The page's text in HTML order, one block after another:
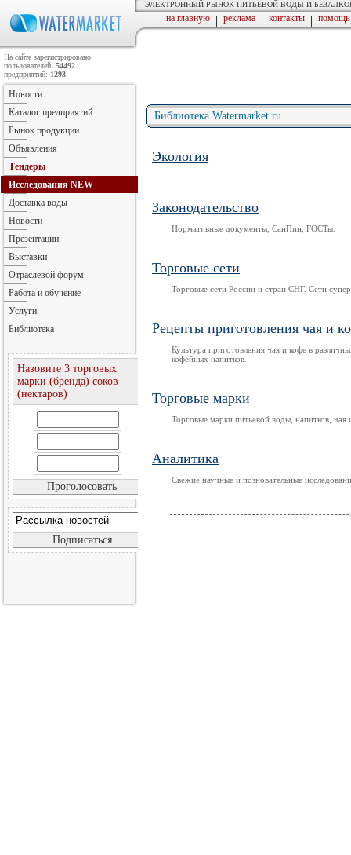
ЭЛЕКТРОННЫЙ РЫНОК ПИТЬЕВОЙ ВОДЫ И
на главную | реклама | контакты | помощь
Библиотека Watermarket.ru
Экология
Законодательство
Нормативные документы, СанПин, ГОСТы.
Торговые сети
Торговые сети России и стран СНГ. Сети
Рецепты приготовления чая и
Культура приготовления чая и кофе в
кофейных напитков.
Торговые марки
Торговые марки питьевой воды, напитков,
Аналитика
Свежие научные и позновательные
На сайте зарегистрировано
пользователей: 54492
предприятий: 1293
Новости
Каталог предприятий
Рынок продукции
Объявления
Тендеры
Исследования NEW
Доставка воды
Новости
Презентации
Выставки
Отраслевой форум
Работа и обучение
Услуги
Библиотека
Назовите 3 торговых
марки (бренда) соков
(нектаров)